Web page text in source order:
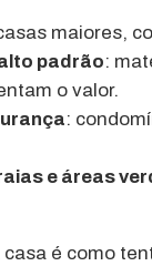
maiores,
padrão:
o valor.
:
e áreas
é como